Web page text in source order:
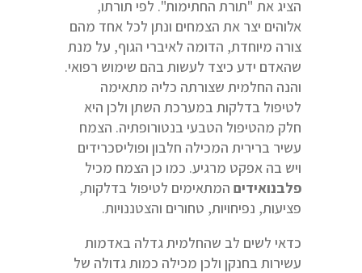
הציג את "תורת החתימות". לפי תורתו,
אלוהים יצר את הצמחים ונתן לכל אחד מהם
צורה מיוחדת, הדומה לאיברי הגוף, על מנת
שהאדם ידע כיצד לעשות בהם שימוש רפואי.
והנה החלמית שצורתה כליה מתאימה
לטיפול בדלקות במערכת השתן ולכן היא
חלק מהטיפול הטבעי בנטורופתיה. הצמח
עשיר ברירית המכילה חלבון ופוליסכרידים
ויש בה אפקט מרגיע. כמו כן הצמח מכיל
פלבנואידיםהמתאימים לטיפול בדלקות,
פציעות, נפיחויות, טחורים והצטננויות.
כדאי לשים לב שהחלמית גדלה באדמות
עשירות בחנקן ולכן מכילה כמות גדולה של